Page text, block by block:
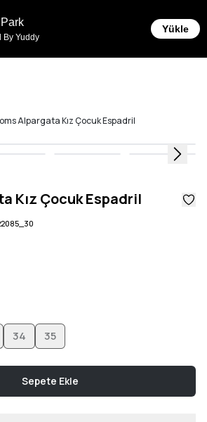
By Yuddy
Yükle
Alpargata Kız Çocuk Espadril
Kız Çocuk Espadril
34 35
Sepete Ekle